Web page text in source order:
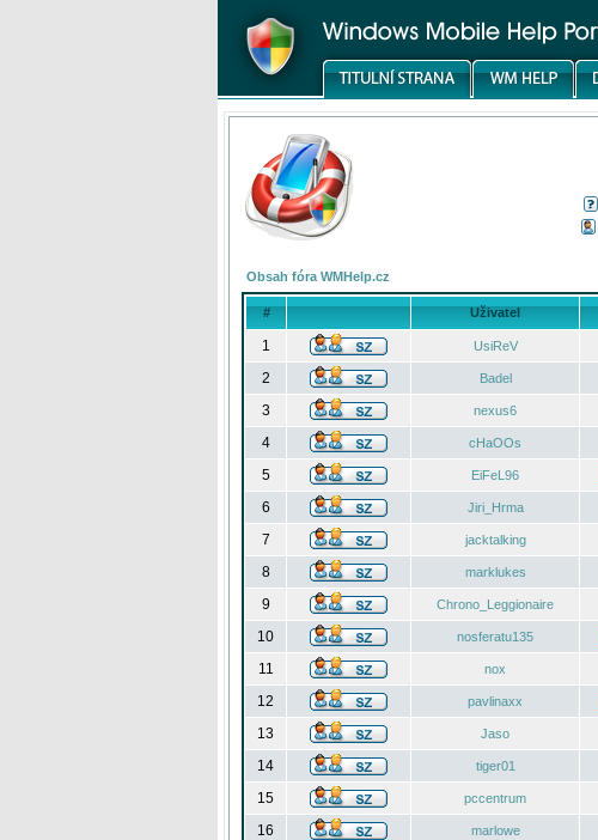
Obsah fóra WMHelp.cz
# Uživatel
1 UsiReV
2
Badel
3
nexus6
4
cHaOOs
5
EiFeL96
6
Jiri_Hrma
7
jacktalking
8
marklukes
9
Chrono_Leggionaire
10
nosferatu135
11
nox
12
pavlinaxx
13
Jaso
14
tiger01
15
pccentrum
16
marlowe